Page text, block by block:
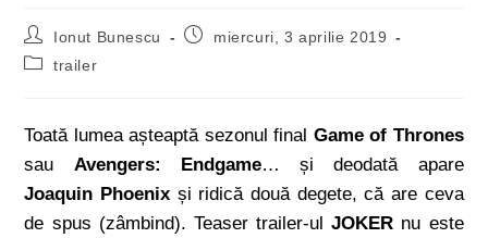
Ionut Bunescu
miercuri, 3 aprilie 2019
trailer
Toată lumea așteaptă sezonul final Game of Thrones
sau Avengers: Endgame… și deodată apare
Joaquin Phoenix și ridică două degete, că are ceva
de spus (zâmbind). Teaser trailer-ulJOKER nu este